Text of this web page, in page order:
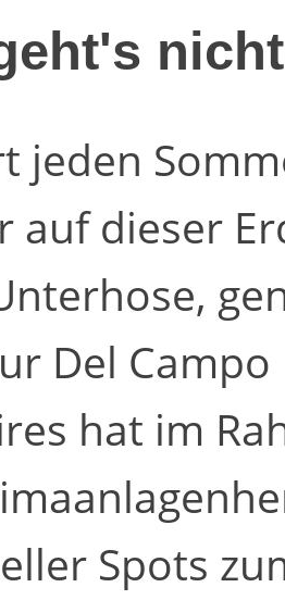
nicht
jeden
auf dieser
Del
hat im
Spots